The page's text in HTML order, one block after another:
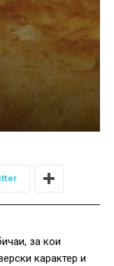
за кои
карактер и